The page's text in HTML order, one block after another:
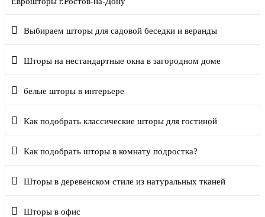
Выбираем шторы для садовой беседки и веранды
Шторы на нестандартные окна в загородном доме
белые шторы в интерьере
Как подобрать классические шторы для гостиной
Как подобрать шторы в комнату подростка?
Шторы в деревенском стиле из натуральных тканей
Шторы в офис